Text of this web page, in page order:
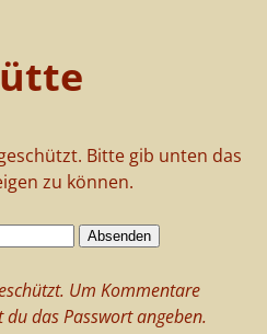
Bitte gib unten das
zu können.
Um Kommentare
das Passwort angeben.